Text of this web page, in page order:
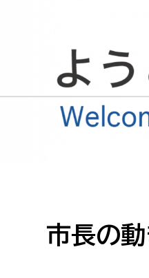
小・中学生
高校生・大学生
地域安全課
市長の動